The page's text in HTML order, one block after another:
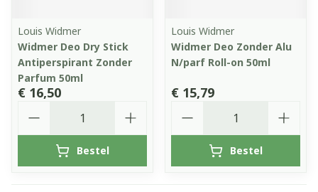
Louis Widmer
Widmer Deo Dry Stick
Antiperspirant Zonder
Parfum 50ml
€ 16,50
Bestel
Louis Widmer
Widmer Deo Zonder Alu
N/parf Roll-on 50ml
€ 15,79
Bestel